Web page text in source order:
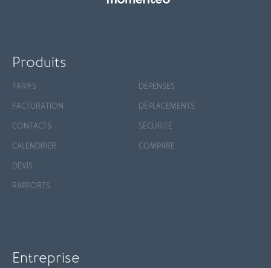
Produits
TARIFS
FACTURATION
CONTACTS
CALENDRIER
DEVIS
RAPPORTS
DÉPENSES
DÉPLACEMENTS
SÉCURITÉ
COMPARE
Entreprise